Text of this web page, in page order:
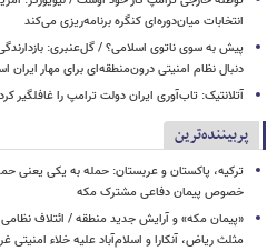
انتخابات میان‌دوره‌ای کنگره برنامه‌ریزی می‌کند
پیش به سوی ناتوی اسلامی؟ / گل‌عنبری:
دنبال نظام امنیتی درون‌منطقه‌ای برای مهار ایران
آتلانتیک: تاب‌آوری ایران دولت ترامپ را غافلگیر کرد
پربیننده‌ترین
ترکیه، پاکستان و عربستان: حمله به یکی یعنی
خصوص پیمان دفاعی مشترک مکه
«پیمان مکه» و آرایش جدید منطقه / ائتلاف
مثلث ریاض، آنکارا و اسلام‌آباد علیه خلاء امنیتی